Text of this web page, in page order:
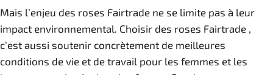
Mais l’enjeu des roses Fairtrade ne se limite pas à leur
impact environnemental. Choisir des roses Fairtrade ,
c’est aussi soutenir concrètement de meilleures
conditions de vie et de travail pour les femmes et les